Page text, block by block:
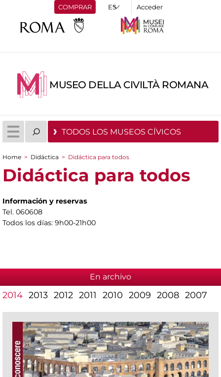
COMPRAR Acceder
MUSEO DELLA CIVILTÀ ROMANA
TODOS LOS MUSEOS CÍVICOS
You are here
Home > Didáctica > Didáctica para todos
Didáctica para todos
Información y reservas
Tel. 060608
Todos los días: 9h00-21h00
En archivo
2014 2013 2012 2011 2010 2009 2008 2007